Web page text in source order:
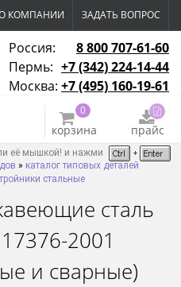
КОМПАНИИ ЗАДАТЬ ВОПРОС
Россия:
8 800 707-61-60
Пермь: +7 (342) 224-14-44
Москва: +7 (495) 160-19-61
0
корзина прайс
её мышкой! и нажми
» каталог типовых деталей
тройники стальные
сталь
2001
и сварные)